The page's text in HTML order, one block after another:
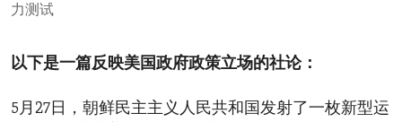
力测试
以下是一篇反映美国政府政策立场的社论：
5月27日，朝鲜民主主义人民共和国发射了一枚新型运